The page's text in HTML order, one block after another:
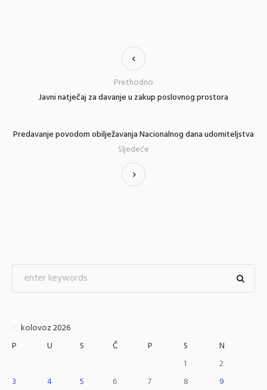
Javni natječaj za davanje u zakup poslovnog prostora
Prethodno
Predavanje povodom obilježavanja Nacionalnog dana udomiteljstva
Sljedeće
kolovoz 2026
P
U S Č P S
N
1
2
3
4 5 6 7 8
9